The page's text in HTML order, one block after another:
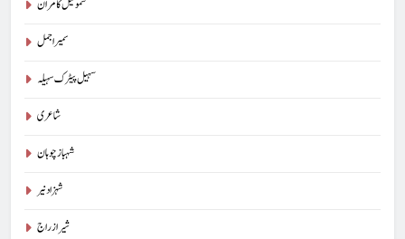
سموئیل کامران
سمیر اجمل
سہیل پیٹرک سہیلہ
شاعری
شہباز چوہان
شہزاد نیر
شیراز راج